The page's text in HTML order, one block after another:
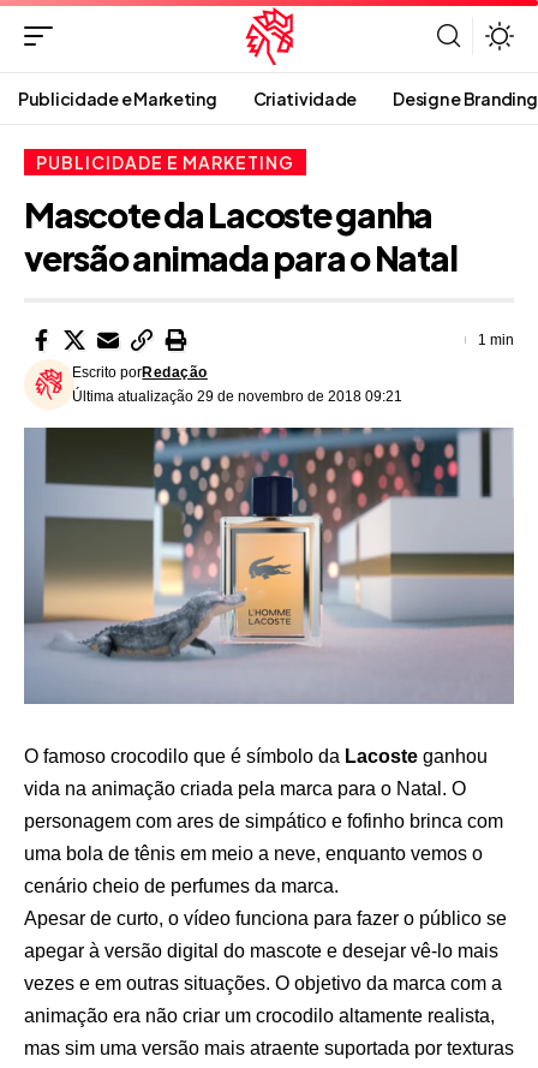
Publicidade e Marketing Criatividade Design e Branding
PUBLICIDADE E MARKETING
Mascote da Lacoste ganha
versão animada para o Natal
Última atualização 29 de novembro de 2018 09:21
Escrito porRedação
1 min
O famoso crocodilo que é símbolo da Lacoste ganhou
vida na animação criada pela marca para o Natal. O
personagem com ares de simpático e fofinho brinca com
uma bola de tênis em meio a neve, enquanto vemos o
cenário cheio de perfumes da marca.
Apesar de curto, o vídeo funciona para fazer o público se
apegar à versão digital do mascote e desejar vê-lo mais
vezes e em outras situações. O objetivo da marca com a
animação era não criar um crocodilo altamente realista,
mas sim uma versão mais atraente suportada por texturas